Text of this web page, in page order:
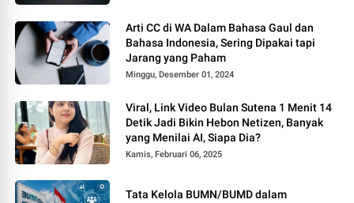
Arti CC di WA Dalam Bahasa Gaul dan
Bahasa Indonesia, Sering Dipakai tapi
Jarang yang Paham
Minggu, Desember 01, 2024
Viral, Link Video Bulan Sutena 1 Menit 14
Detik Jadi Bikin Hebon Netizen, Banyak
yang Menilai AI, Siapa Dia?
Kamis, Februari 06, 2025
Tata Kelola BUMN/BUMD dalam